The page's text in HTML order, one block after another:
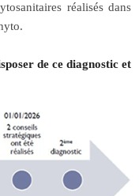
réalisés dans
de ce diagnostic et